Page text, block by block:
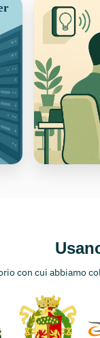
con cui abbiamo